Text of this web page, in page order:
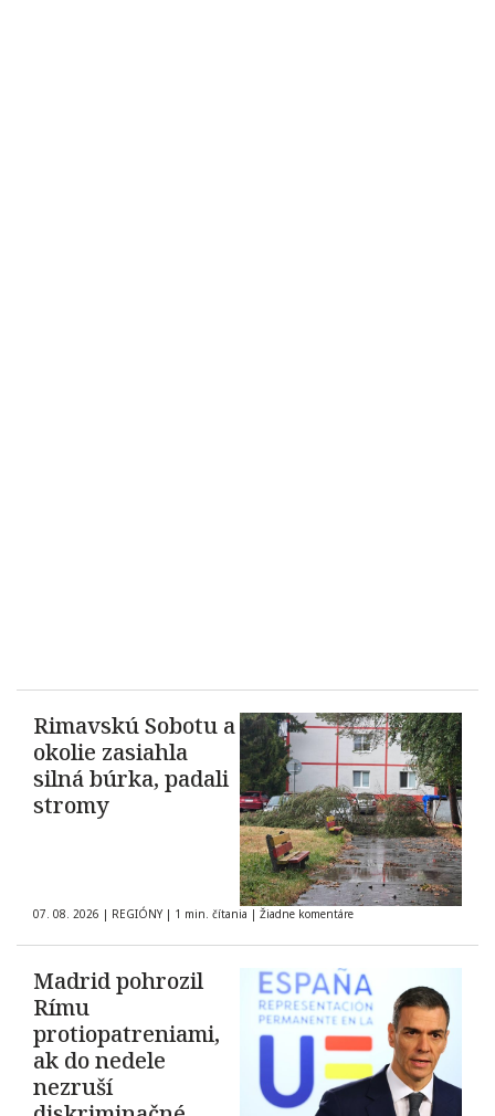
Rimavskú Sobotu a
okolie zasiahla
silná búrka, padali
stromy
07. 08. 2026 | REGIÓNY | 1 min. čítania | Žiadne komentáre
Madrid pohrozil
Rímu
protiopatreniami,
ak do nedele
nezruší